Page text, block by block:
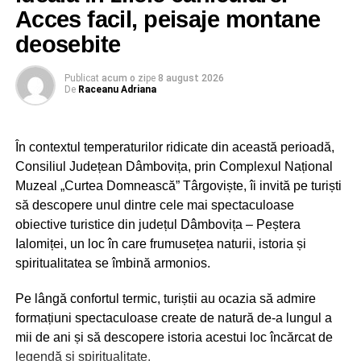
ajutorul Tatălui ceresc, Îl rog să ne dăruiască nouă, tuturor
românilor, pace, bunăstare și ajutor în toate! Dumnezeu
să binecuvinteze România!
† NIFON,
Arhiepiscop și Mitropolit al Târgoviștei
Urmărește Incomod Media și pe Google News
RECLAMA
RELATIONATE: ACTUALITATE
ARHIEPISCOPIE
DÂMBOVIŢA
MESAJ MITROPOLIT
NIFON
ZIUA INDEPENDENȚEI
din rutina existențială, au tocmai acest dar. Unesc.
Încheagă. Întăresc.
Acces facil, peisaje montane
deosebite
Publicat acum o zipe 8 august 2026
De Raceanu Adriana
În contextul temperaturilor ridicate din această perioadă,
Consiliul Județean Dâmbovița, prin Complexul Național
Muzeal „Curtea Domnească” Târgoviște, îi invită pe turiști
să descopere unul dintre cele mai spectaculoase
obiective turistice din județul Dâmbovița – Peștera
Ialomiței, un loc în care frumusețea naturii, istoria și
spiritualitatea se îmbină armonios.
Pe lângă confortul termic, turiștii au ocazia să admire
formațiuni spectaculoase create de natură de-a lungul a
mii de ani și să descopere istoria acestui loc încărcat de
legendă și spiritualitate.